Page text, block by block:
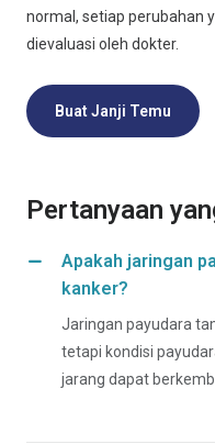
normal, setiap perubahan
dievaluasi oleh dokter.
Buat Janji Temu
Pertanyaan
Apakah jaringan
kanker?
Jaringan payudara
tetapi kondisi
jarang dapat